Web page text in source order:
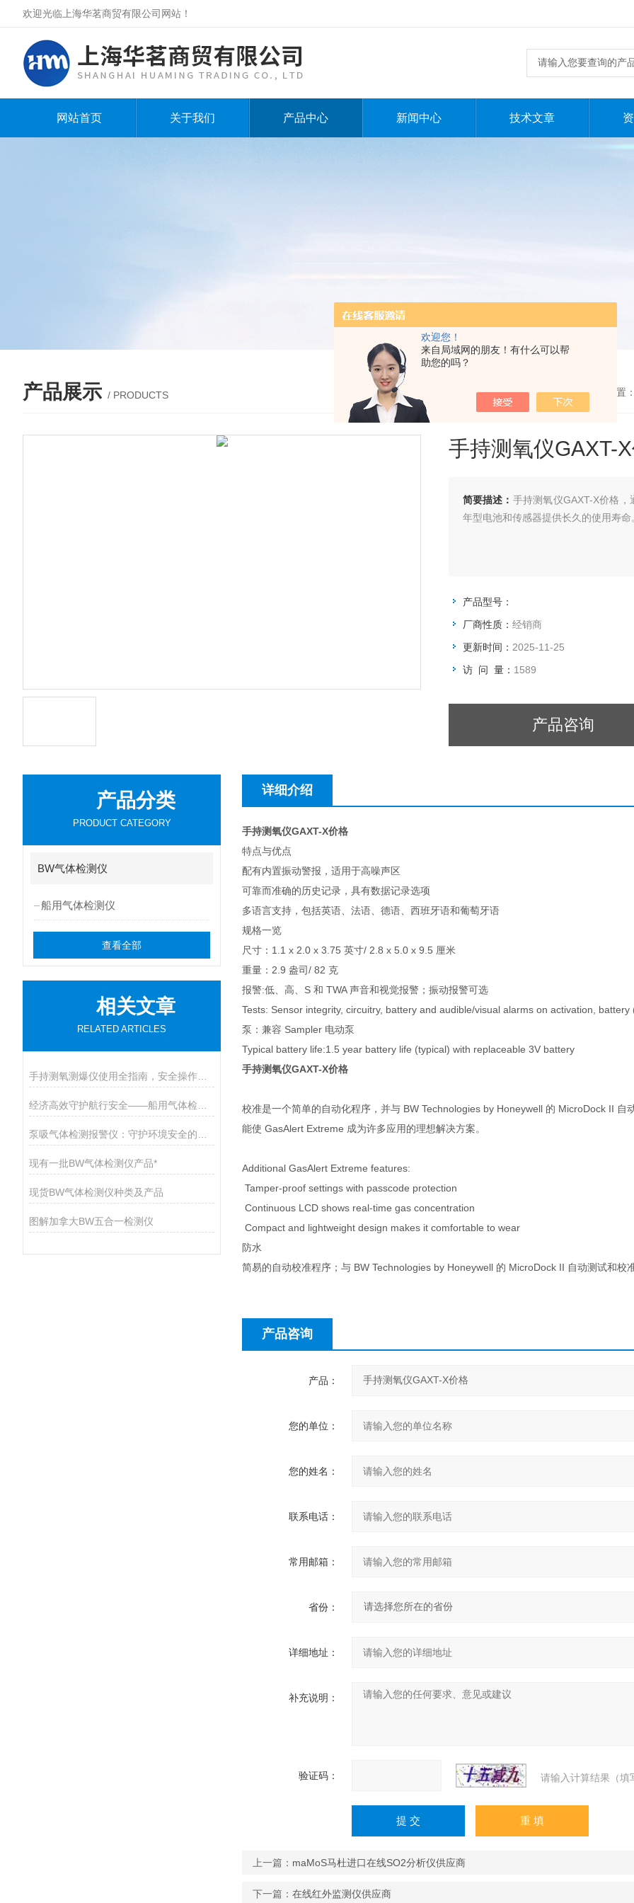
欢迎您！
来自局域网的朋友！有什么可以帮
助您的吗？
欢迎光临上海华茗商贸有限公司网站！
网站首页 关于我们 产品中心 新闻中心 技术文章
产品展示 / PRODUCTS 您的位置
手持测氧仪GAXT-
简要描述： 手持测氧仪GAXT-X价格
年型电池和传感器提供长久的使用寿命
产品型号：
厂商性质： 经销商
更新时间： 2025-11-25
访 问 量： 1589
产品咨询
产品分类
PRODUCT CATEGORY
BW气体检测仪
船用气体检测仪
查看全部
相关文章
RELATED ARTICLES
现有一批BW气体检测仪产品*
现货BW气体检测仪种类及产品
图解加拿大BW五合一检测仪
详细介绍
手持测氧仪GAXT-X价格
特点与优点
配有内置振动警报，适用于高噪声区
可靠而准确的历史记录，具有数据记录选项
多语言支持，包括英语、法语、德语、西班牙语和葡萄牙语
规格一览
尺寸：1.1 x 2.0 x 3.75 英寸/ 2.8 x 5.0 x 9.5 厘米
重量：2.9 盎司/ 82 克
报警:低、高、S 和 TWA 声音和视觉报警；振动报警可选
Tests: Sensor integrity, circuitry, battery and audible/visual alarms on activation, battery
泵：兼容 Sampler 电动泵
Typical battery life:1.5 year battery life (typical) with replaceable 3V battery
手持测氧仪GAXT-X价格
校准是一个简单的自动化程序，并与 BW Technologies by Honeywell 的 MicroDock II
能使 GasAlert Extreme 成为许多应用的理想解决方案。
Additional GasAlert Extreme features:
Tamper-proof settings with passcode protection
Continuous LCD shows real-time gas concentration
Compact and lightweight design makes it comfortable to wear
防水
简易的自动校准程序；与 BW Technologies by Honeywell 的 MicroDock II 自动测试和校
产品咨询
产品：
您的单位：
您的姓名：
联系电话：
常用邮箱：
省份：
详细地址：
补充说明：
验证码： 请输入计算结果（填
上一篇： maMoS马杜进口在线SO2分析仪供应商
下一篇： 在线红外监测仪供应商